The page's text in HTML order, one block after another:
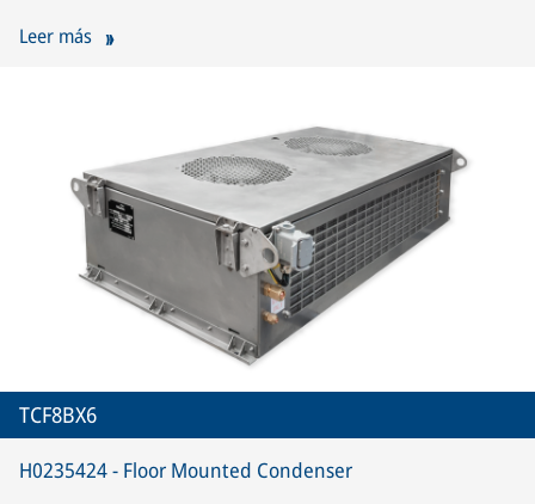
Leer más
TCF8BX6
H0235424 - Floor Mounted Condenser